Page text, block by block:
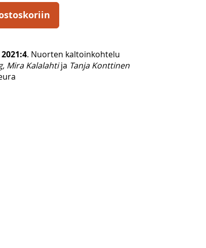
. Nuorten kaltoinkohtelu
Mira Kalalahtija Tanja Konttinen